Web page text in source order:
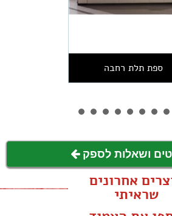
ספת תלת רחבה
ושאלות לספק
אחרונים
שראיתי